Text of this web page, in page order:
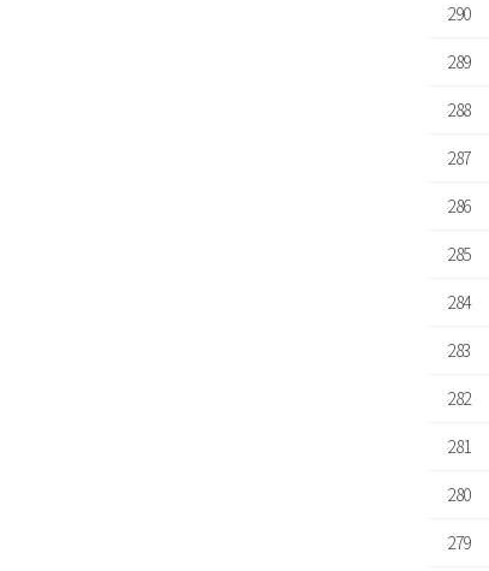
290
289
288
287
286
285
284
283
282
281
280
279